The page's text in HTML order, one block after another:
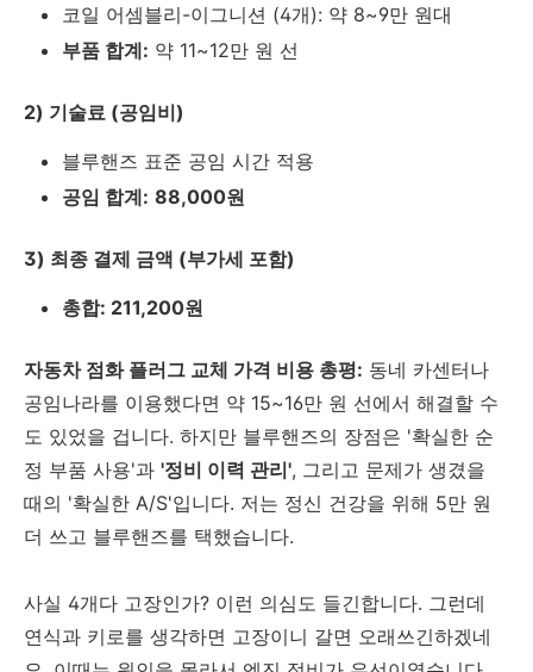
코일 어셈블리-이그니션 (4개): 약 8~9만 원대
부품 합계: 약 11~12만 원 선
2) 기술료 (공임비)
블루핸즈 표준 공임 시간 적용
공임 합계: 88,000원
3) 최종 결제 금액 (부가세 포함)
총합: 211,200원
자동차 점화 플러그 교체 가격 비용 총평: 동네 카센터나
공임나라를 이용했다면 약 15~16만 원 선에서 해결할 수
도 있었을 겁니다. 하지만 블루핸즈의 장점은 '확실한 순
정 부품 사용'과 '정비 이력 관리', 그리고 문제가 생겼을
때의 '확실한 A/S'입니다. 저는 정신 건강을 위해 5만 원
더 쓰고 블루핸즈를 택했습니다.
사실 4개다 고장인가? 이런 의심도 들긴합니다. 그런데
연식과 키로를 생각하면 고장이니 갈면 오래쓰긴하겠네